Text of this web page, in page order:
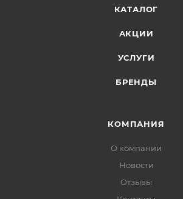
КАТАЛОГ
АКЦИИ
УСЛУГИ
БРЕНДЫ
КОМПАНИЯ
О компании
Новости
Отзывы